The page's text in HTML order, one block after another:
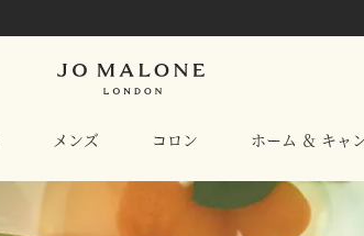
メンズ コロン ホーム ＆ キャ